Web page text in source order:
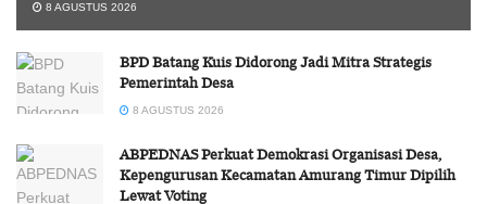
8 AGUSTUS 2026
BPD Batang Kuis Didorong Jadi Mitra Strategis
Pemerintah Desa
8 AGUSTUS 2026
ABPEDNAS Perkuat Demokrasi Organisasi Desa,
Kepengurusan Kecamatan Amurang Timur Dipilih
Lewat Voting